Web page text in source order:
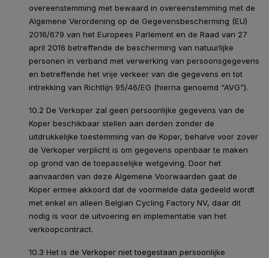
overeenstemming met bewaard in overeenstemming met de
Algemene Verordening op de Gegevensbescherming (EU)
2016/679 van het Europees Parlement en de Raad van 27
april 2016 betreffende de bescherming van natuurlijke
personen in verband met verwerking van persoonsgegevens
en betreffende het vrije verkeer van die gegevens en tot
intrekking van Richtlijn 95/46/EG (hierna genoemd “AVG”).
10.2 De Verkoper zal geen persoonlijke gegevens van de
Koper beschikbaar stellen aan derden zonder de
uitdrukkelijke toestemming van de Koper, behalve voor zover
de Verkoper verplicht is om gegevens openbaar te maken
op grond van de toepasselijke wetgeving. Door het
aanvaarden van deze Algemene Voorwaarden gaat de
Koper ermee akkoord dat de voormelde data gedeeld wordt
met enkel en alleen Belgian Cycling Factory NV, daar dit
nodig is voor de uitvoering en implementatie van het
verkoopcontract.
10.3 Het is de Verkoper niet toegestaan persoonlijke